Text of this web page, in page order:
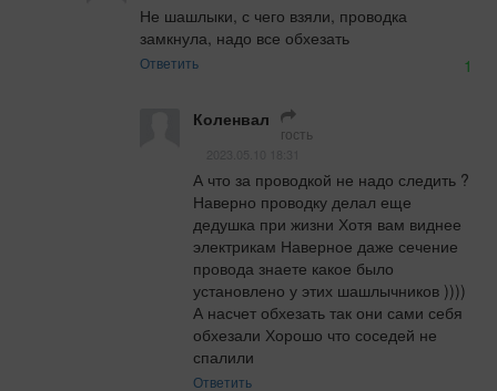
Не шашлыки, с чего взяли, проводка
замкнула, надо все обхезать
Ответить 1
Коленвал
гость
А что за проводкой не надо следить ?
Наверно проводку делал еще
дедушка при жизни Хотя вам виднее
электрикам Наверное даже сечение
провода знаете какое было
установлено у этих шашлычников ))))
А насчет обхезать так они сами себя
обхезали Хорошо что соседей не
спалили
Ответить